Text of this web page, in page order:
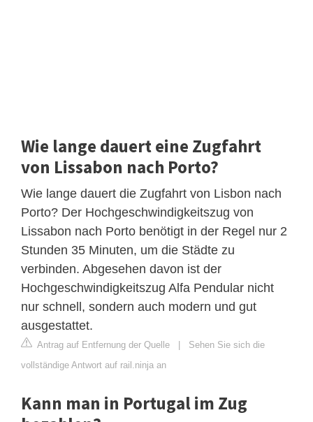
Wie lange dauert eine Zugfahrt
von Lissabon nach Porto?
Wie lange dauert die Zugfahrt von Lisbon nach
Porto? Der Hochgeschwindigkeitszug von
Lissabon nach Porto benötigt in der Regel nur 2
Stunden 35 Minuten, um die Städte zu
verbinden. Abgesehen davon ist der
Hochgeschwindigkeitszug Alfa Pendular nicht
nur schnell, sondern auch modern und gut
ausgestattet.
Antrag auf Entfernung der Quelle | Sehen Sie sich die
vollständige Antwort auf rail.ninja an
Kann man in Portugal im Zug